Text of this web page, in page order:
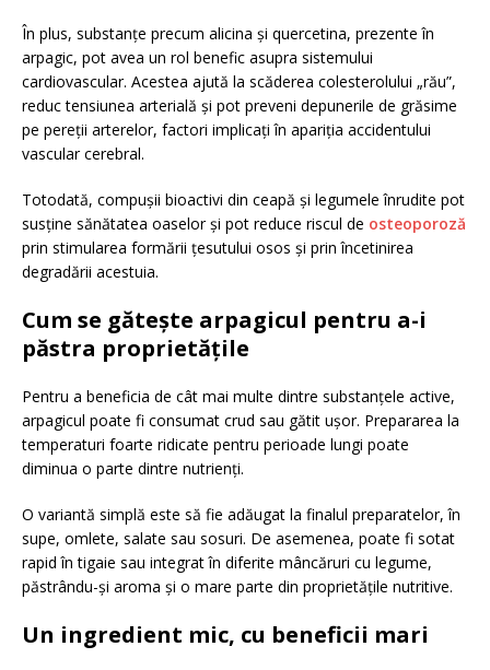
În plus, substanțe precum alicina și quercetina, prezente în
arpagic, pot avea un rol benefic asupra sistemului
cardiovascular. Acestea ajută la scăderea colesterolului „rău”,
reduc tensiunea arterială și pot preveni depunerile de grăsime
pe pereții arterelor, factori implicați în apariția accidentului
vascular cerebral.
Totodată, compușii bioactivi din ceapă și legumele înrudite pot
susține sănătatea oaselor și pot reduce riscul de osteoporoză
prin stimularea formării țesutului osos și prin încetinirea
degradării acestuia.
Cum se gătește arpagicul pentru a-i
păstra proprietățile
Pentru a beneficia de cât mai multe dintre substanțele active,
arpagicul poate fi consumat crud sau gătit ușor. Prepararea la
temperaturi foarte ridicate pentru perioade lungi poate
diminua o parte dintre nutrienți.
O variantă simplă este să fie adăugat la finalul preparatelor, în
supe, omlete, salate sau sosuri. De asemenea, poate fi sotat
rapid în tigaie sau integrat în diferite mâncăruri cu legume,
păstrându-și aroma și o mare parte din proprietățile nutritive.
Un ingredient mic, cu beneficii mari